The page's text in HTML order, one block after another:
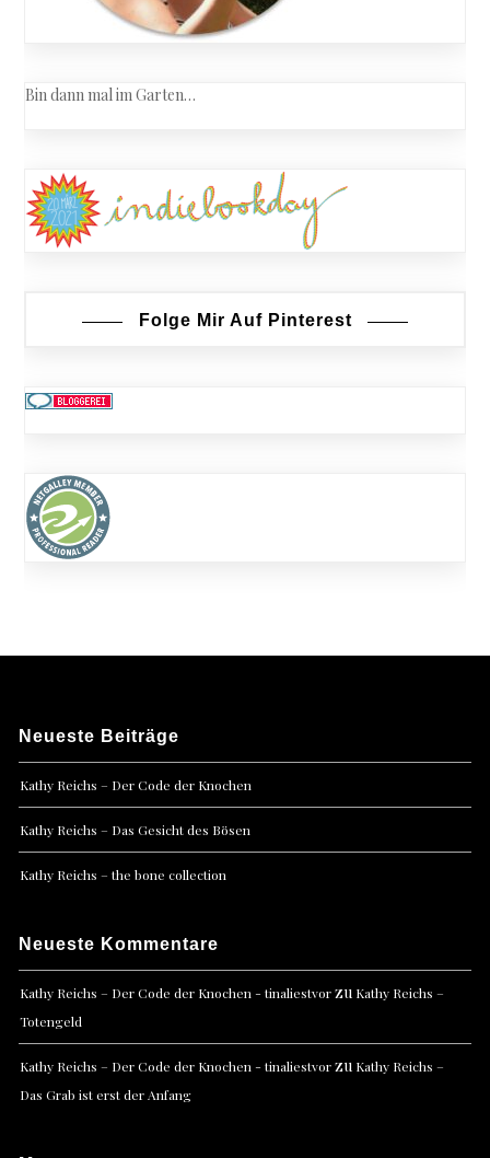
Bin dann mal im Garten…
Folge Mir Auf Pinterest
Neueste Beiträge
Kathy Reichs – Der Code der Knochen
Kathy Reichs – Das Gesicht des Bösen
Kathy Reichs – the bone collection
Neueste Kommentare
Kathy Reichs – Der Code der Knochen - tinaliestvorzu Kathy Reichs –
Totengeld
Kathy Reichs – Der Code der Knochen - tinaliestvorzu Kathy Reichs –
Das Grab ist erst der Anfang